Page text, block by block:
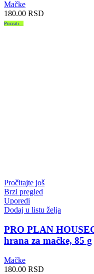
Mačke
180.00 RSD
Pozvati...
Pročitajte još
Brzi pregled
Uporedi
Dodaj u listu želja
PRO PLAN
hrana za mačke, 85 g
Mačke
180.00 RSD